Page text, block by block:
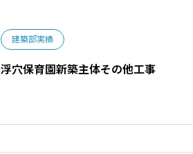
建築部実績
浮穴保育園新築主体その他工事